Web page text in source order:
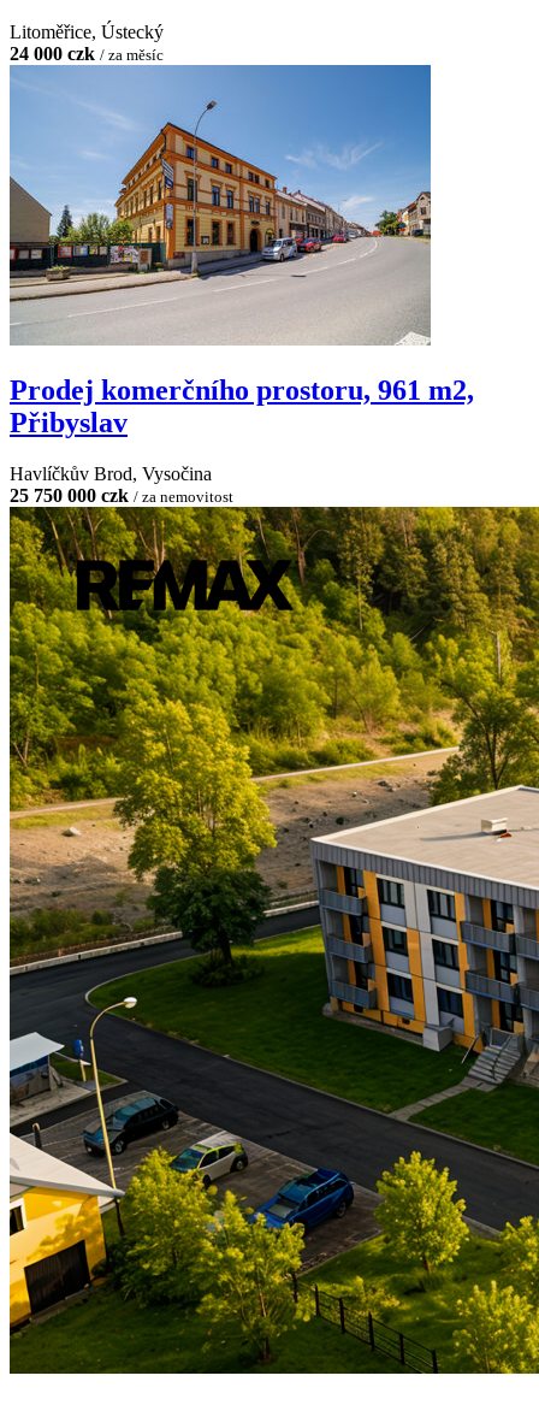
Litoměřice, Ústecký
24 000 czk / za měsíc
Prodej komerčního prostoru, 961 m2,
Přibyslav
Havlíčkův Brod, Vysočina
25 750 000 czk / za nemovitost